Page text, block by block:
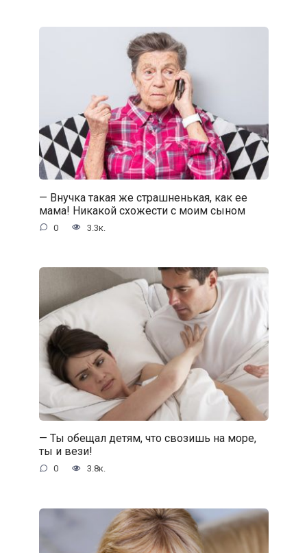
— Внучка такая же страшненькая, как ее
мама! Никакой схожести с моим сыном
0 3.3к.
— Ты обещал детям, что свозишь на море,
ты и вези!
0 3.8к.